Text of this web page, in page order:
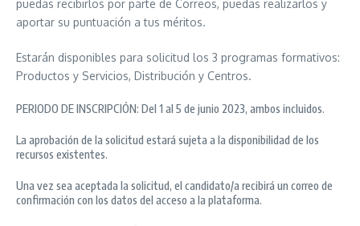
puedas recibirlos por parte de Correos, puedas realizarlos y
aportar su puntuación a tus méritos.
Estarán disponibles para solicitud los 3 programas formativos:
Productos y Servicios, Distribución y Centros.
PERIODO DE INSCRIPCIÓN: Del 1 al 5 de junio 2023, ambos incluidos.
La aprobación de la solicitud estará sujeta a la disponibilidad de los
recursos existentes.
Una vez sea aceptada la solicitud, el candidato/a recibirá un correo de
confirmación con los datos del acceso a la plataforma.